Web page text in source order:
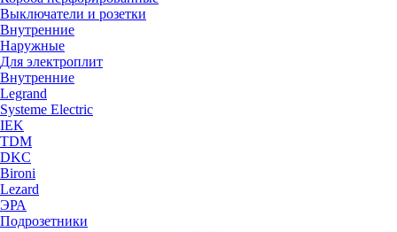
Выключатели и розетки
Внутренние
Наружные
Для электроплит
Внутренние
Legrand
Systeme Electric
IEK
TDM
DKC
Bironi
Lezard
ЭРА
Подрозетники